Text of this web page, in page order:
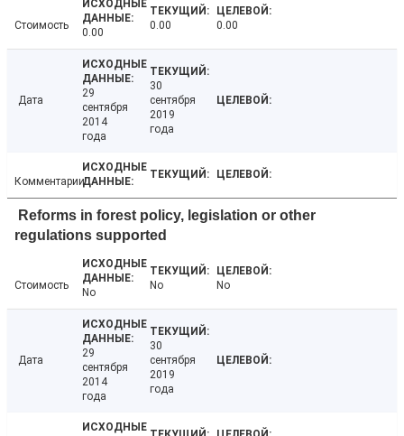
Стоимость
0.00
0.00 0.00
Дата
29
сентября
2014
года
30
сентября
2019
года
Комментарии
Reforms in forest policy, legislation or other
regulations supported
Стоимость
No
No No
Дата
29
сентября
2014
года
30
сентября
2019
года